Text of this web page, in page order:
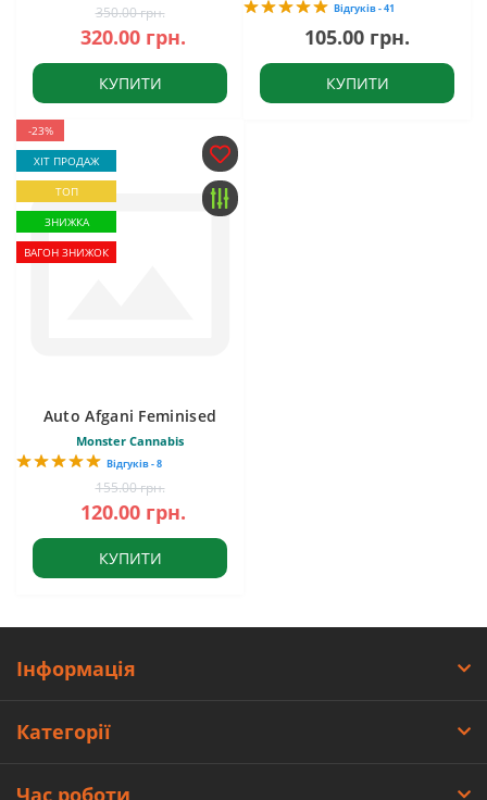
350.00 грн.
320.00 грн.
КУПИТИ
Відгуків - 41
105.00 грн.
КУПИТИ
-23%
ХІТ ПРОДАЖ
ТОП
ЗНИЖКА
ВАГОН ЗНИЖОК
Auto Afgani Feminised
Monster Cannabis
Відгуків - 8
155.00 грн.
120.00 грн.
КУПИТИ
Інформація
Категорії
Час роботи